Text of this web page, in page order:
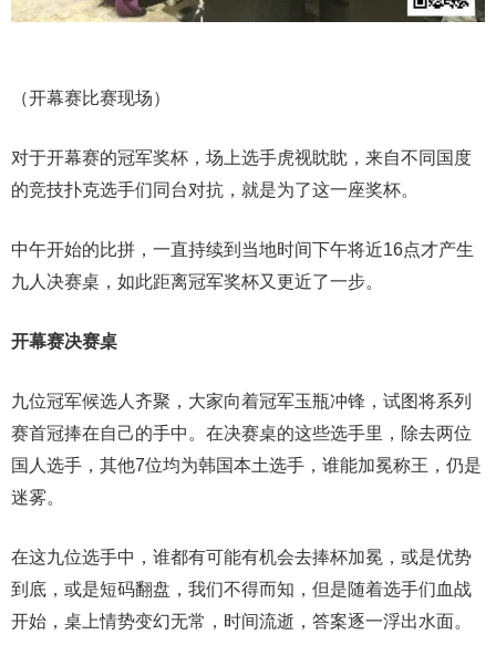
（开幕赛比赛现场）
对于开幕赛的冠军奖杯，场上选手虎视眈眈，来自不同国度
的竞技扑克选手们同台对抗，就是为了这一座奖杯。
中午开始的比拼，一直持续到当地时间下午将近16点才产生
九人决赛桌，如此距离冠军奖杯又更近了一步。
开幕赛决赛桌
九位冠军候选人齐聚，大家向着冠军玉瓶冲锋，试图将系列
赛首冠捧在自己的手中。在决赛桌的这些选手里，除去两位
国人选手，其他7位均为韩国本土选手，谁能加冕称王，仍是
迷雾。
在这九位选手中，谁都有可能有机会去捧杯加冕，或是优势
到底，或是短码翻盘，我们不得而知，但是随着选手们血战
开始，桌上情势变幻无常，时间流逝，答案逐一浮出水面。